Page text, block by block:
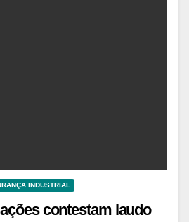
INDUSTRIAL
contestam laudo